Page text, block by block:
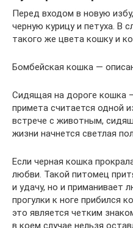
Перед входом в новую
черную курицу и петуха. В
такого же цвета кошку и
Бомбейская кошка —
Сидящая на дороге кошка
примета считается одной
встрече с животным,
жизни начнется светлая
Если черная кошка
любви. Такой питомец
и удачу, но и приманивает
прогулки к ноге прибился
это является четким
в коем случае нельзя